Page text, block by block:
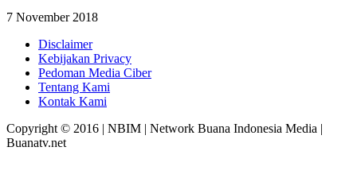
7 November 2018
Disclaimer
Kebijakan Privacy
Pedoman Media Ciber
Tentang Kami
Kontak Kami
Copyright © 2016 | NBIM | Network Buana Indonesia Media |
Buanatv.net